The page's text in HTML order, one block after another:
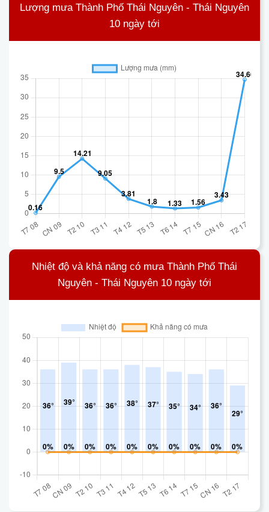
Lượng mưa Thành Phố Thái Nguyên - Thái Nguyên
10 ngày tới
Nhiệt độ và khả năng có mưa Thành Phố Thái
Nguyên - Thái Nguyên 10 ngày tới